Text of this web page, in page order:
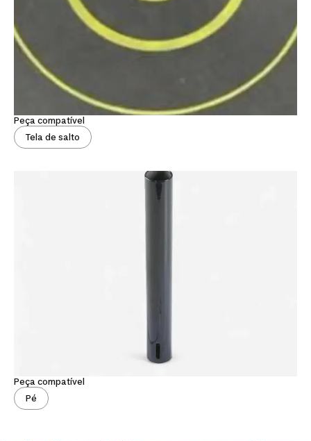
Peça compatível
Tela de salto
Peça compatível
Pé